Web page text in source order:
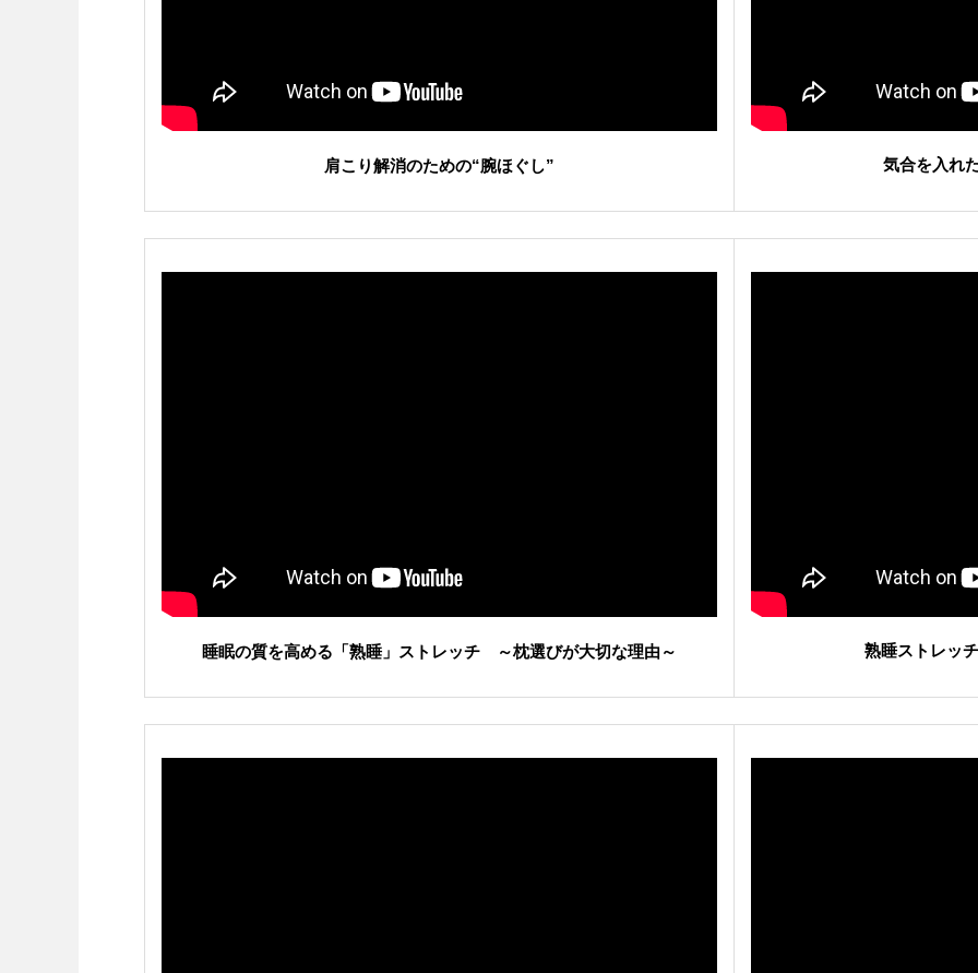
肩こり解消のための“腕ほぐし” 気合を入れ
睡眠の質を高める「熟睡」ストレッチ ～枕選びが大切な理由～ 熟睡ストレッ